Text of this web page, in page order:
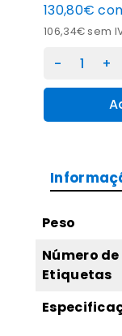
130,80€
106,34€sem
Papel
c/
T25
R500
Peso
Número de
Etiquetas